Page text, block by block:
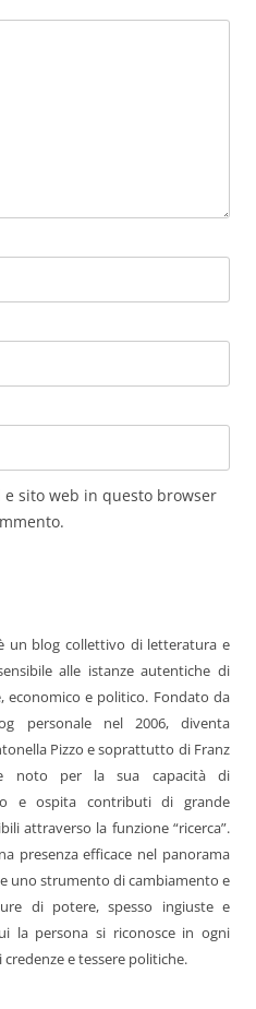
sito web in questo browser
un blog collettivo di letteratura e
alle istanze autentiche di
economico e politico. Fondato da
personale nel 2006, diventa
Pizzo e soprattutto di Franz
noto per la sua capacità di
e ospita contributi di grande
attraverso la funzione “ricerca”.
presenza efficace nel panorama
uno strumento di cambiamento e
di potere, spesso ingiuste e
la persona si riconosce in ogni
e tessere politiche.